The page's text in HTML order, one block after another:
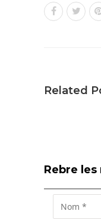
Related
Rebre